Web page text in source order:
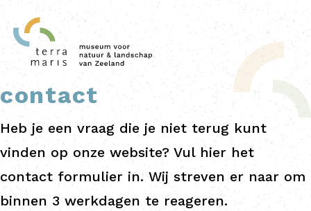
contact
Heb je een vraag die je niet terug kunt
vinden op onze website? Vul hier het
contact formulier in. Wij streven er naar om
binnen 3 werkdagen te reageren.